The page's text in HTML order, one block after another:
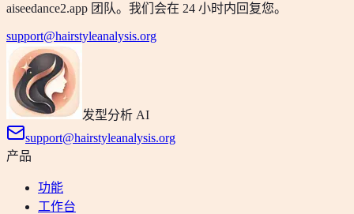
aiseedance2.app 团队。我们会在 24 小时内回复您。
support@hairstyleanalysis.org
发型分析 AI
support@hairstyleanalysis.org
产品
功能
工作台